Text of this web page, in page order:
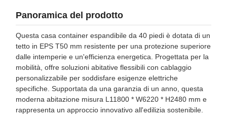
Panoramica del prodotto
Questa casa container espandibile da 40 piedi è dotata di un
tetto in EPS T50 mm resistente per una protezione superiore
dalle intemperie e un'efficienza energetica. Progettata per la
mobilità, offre soluzioni abitative flessibili con cablaggio
personalizzabile per soddisfare esigenze elettriche
specifiche. Supportata da una garanzia di un anno, questa
moderna abitazione misura L11800 * W6220 * H2480 mm e
rappresenta un approccio innovativo all'edilizia sostenibile.